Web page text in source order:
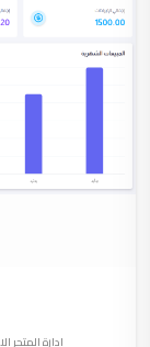
إدارة المتجر